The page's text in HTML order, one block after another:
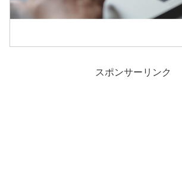
スポンサーリンク